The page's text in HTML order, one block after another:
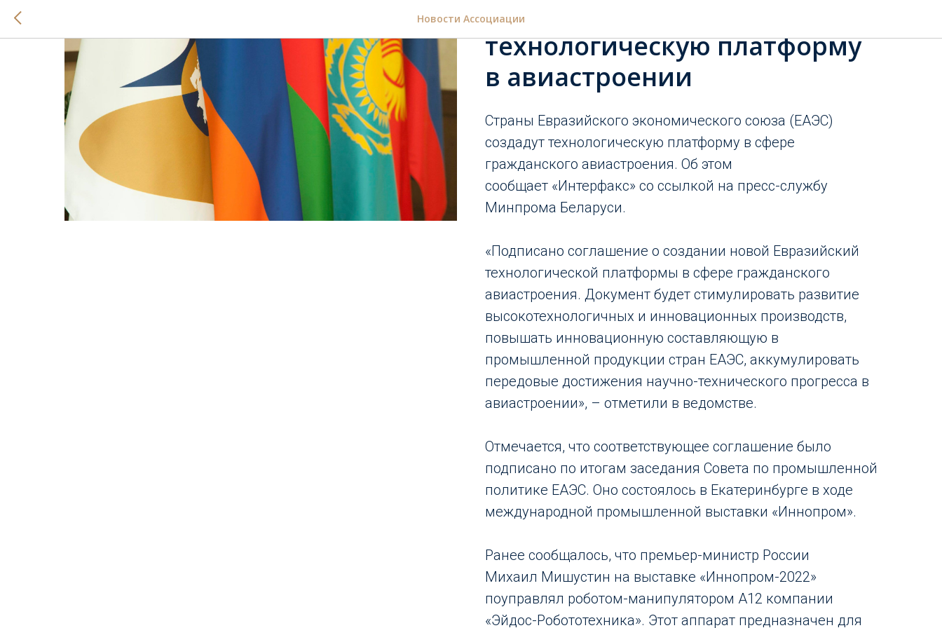
Новости АссоциацииСтраны ЕАЭС создадут
технологическую платформу
в авиастроении
Страны Евразийского экономического союза (ЕАЭС)
создадут технологическую платформу в сфере
гражданского авиастроения. Об этом
сообщает «Интерфакс» со ссылкой на пресс-службу
Минпрома Беларуси.
«Подписано соглашение о создании новой Евразийский
технологической платформы в сфере гражданского
авиастроения. Документ будет стимулировать развитие
высокотехнологичных и инновационных производств,
повышать инновационную составляющую в
промышленной продукции стран ЕАЭС, аккумулировать
передовые достижения научно-технического прогресса в
авиастроении», – отметили в ведомстве.
Отмечается, что соответствующее соглашение было
подписано по итогам заседания Совета по промышленной
политике ЕАЭС. Оно состоялось в Екатеринбурге в ходе
международной промышленной выставки «Иннопром».
Ранее сообщалось, что премьер-министр России
Михаил Мишустин на выставке «Иннопром-2022»
поуправлял роботом-манипулятором А12 компании
«Эйдос-Робототехника». Этот аппарат предназначен для